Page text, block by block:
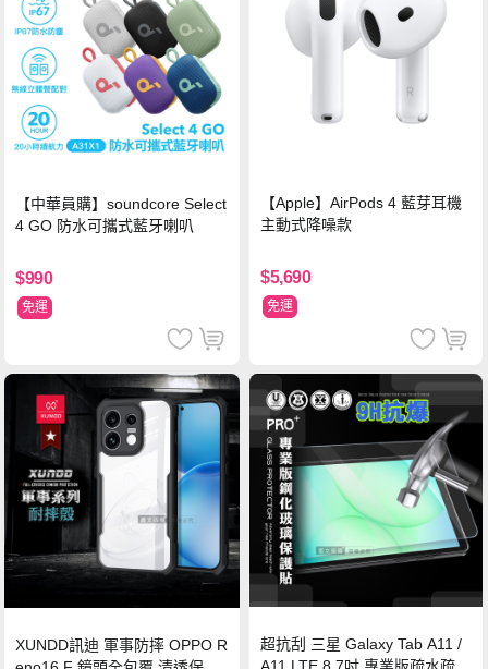
【中華員購】soundcore Select
4 GO 防水可攜式藍牙喇叭
$990
免運
【Apple】AirPods 4 藍芽耳機
主動式降噪款
$5,690
免運
XUNDD訊迪 軍事防摔 OPPO R
超抗刮 三星 Galaxy Tab A11 /